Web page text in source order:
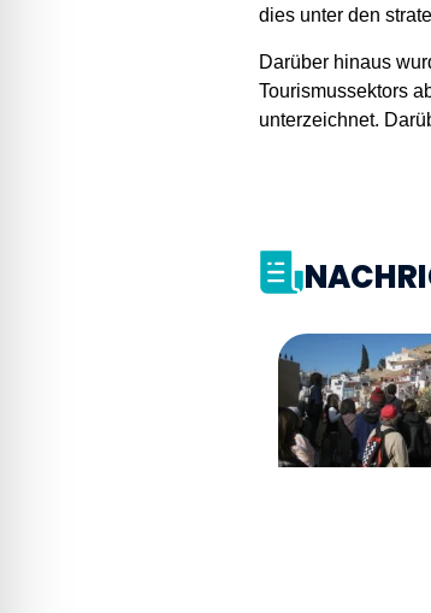
dies unter den
Darüber hinaus
Tourismussektors
unterzeichnet.